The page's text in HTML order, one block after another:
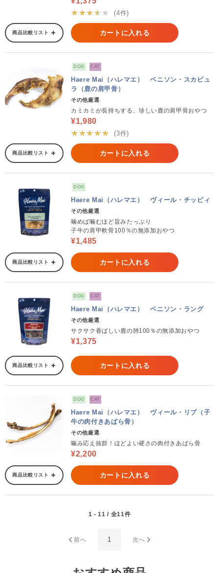
★★★★★
(4件)
商品比較リスト カートに入れる
DOG CAT
Haere Mai（ハレマエ） ベニソン・スカピュ
ラ（鹿の肩甲骨）
その他厳選
カミカミが長持ちする、珍しい鹿の肩甲骨おやつ
¥1,980
★★★★★
(3件)
商品比較リスト カートに入れる
DOG
Haere Mai（ハレマエ） ヴィール・チッピィ
その他厳選
噛めば噛むほど旨みたっぷり
子牛の肩甲軟骨100％の無添加おやつ
¥1,485
商品比較リスト カートに入れる
DOG CAT
Haere Mai（ハレマエ） ベニソン・ラング
その他厳選
サクサク香ばしい鹿の肺100％の無添加おやつ
¥1,375
商品比較リスト カートに入れる
DOG CAT
Haere Mai（ハレマエ） ヴィール・リブ（子
牛の肉付きあばら骨）
その他厳選
噛み応え抜群！ほどよい硬さの肉付きあばら骨
¥2,200
商品比較リスト カートに入れる
1 - 11 / 全11件
前へ 1 次へ